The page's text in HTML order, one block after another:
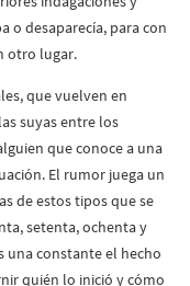
o desaparecía, para con
otro lugar.
que vuelven en
suyas entre los
que conoce a una
El rumor juega un
de estos tipos que se
setenta, ochenta y
una constante el hecho
quién lo inició y cómo